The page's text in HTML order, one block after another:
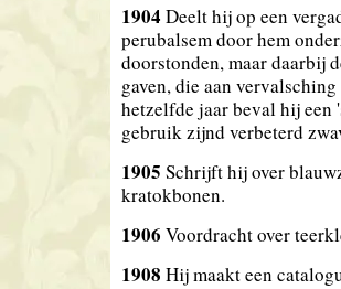
1904 Deelt hij op een
perubalsem door hem
doorstonden, maar daarbij
gaven, die aan
hetzelfde jaar beval hij
gebruik zijnd verbeterd
1905 Schrijft hij over
kratokbonen.
1906 Voordracht over
1908 Hij maakt een